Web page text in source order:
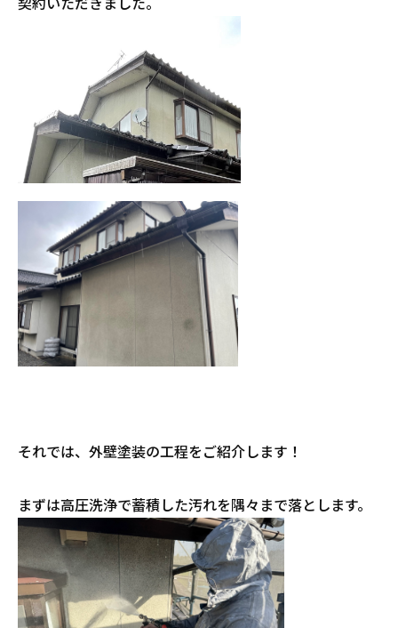
それでは、外壁塗装の工程をご紹介します！
まずは高圧洗浄で蓄積した汚れを隅々まで落とします。